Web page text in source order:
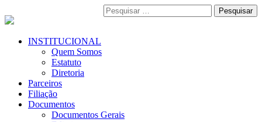
para
conteúdo
Pesquisar
por:
Menu
INSTITUCIONAL
Quem Somos
Estatuto
Diretoria
Parceiros
Filiação
Documentos
Documentos Gerais